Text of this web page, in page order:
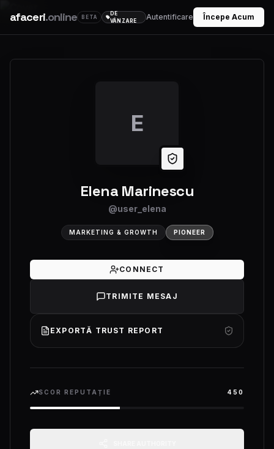
afaceri.online BETA
DE
VÂNZARE
Autentificare Începe Acum
E
Elena Marinescu
@user_elena
MARKETING & GROWTH PIONEER
CONNECT
TRIMITE MESAJ
EXPORTĂ TRUST REPORT
SCOR REPUTAȚIE 450